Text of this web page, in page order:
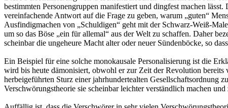
bestimmten Personengruppen manifestiert und dingfest machen
vereinfachende Antwort auf die Frage zu geben, warum „guten“
Ausfindigmachen von „Schuldigen“ geht mit der Schwarz-Weiß-
um so das Böse „ein für allemal“ aus der Welt zu schaffen. Daher
scheinbar die ungeheure Macht alter oder neuer Sündenböcke, so
Ein Beispiel für eine solche monokausale Personalisierung ist die
wird bis heute dämonisiert, obwohl er zur Zeit der Revolution
herbeigeführten Sturz einer jahrhundertealten Gesellschaftsordnung
Verschwörungstheorie sie scheinbar leichter verständlich machen